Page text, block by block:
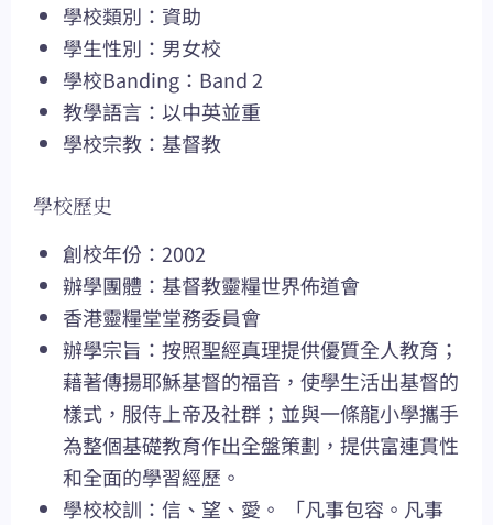
學校類別：資助
學生性別：男女校
學校Banding：Band 2
教學語言：以中英並重
學校宗教：基督教
學校歷史
創校年份：2002
辦學團體：基督教靈糧世界佈道會
香港靈糧堂堂務委員會
辦學宗旨：按照聖經真理提供優質全人教育；
藉著傳揚耶穌基督的福音，使學生活出基督的
樣式，服侍上帝及社群；並與一條龍小學攜手
為整個基礎教育作出全盤策劃，提供富連貫性
和全面的學習經歷。
學校校訓：信、望、愛。 「凡事包容。凡事